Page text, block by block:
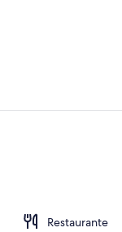
Restaurante